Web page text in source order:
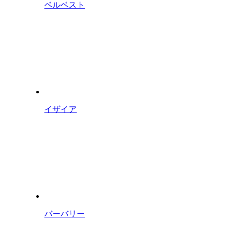
ベルベスト
イザイア
バーバリー